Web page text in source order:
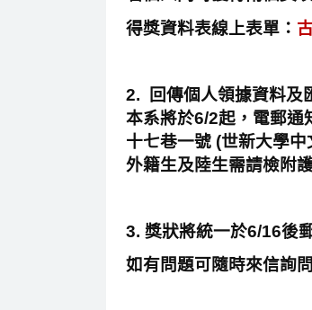
得獎資料表線上表單：
2. 回傳個人領據資料及
本系將於6/2起，電郵通
十七巷一號 (世新大學中
外籍生及陸生需請檢附
3. 獎狀將統一於6/16後
如有問題可隨時來信詢